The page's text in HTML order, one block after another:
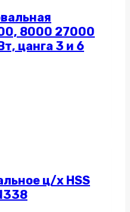
8000 27000
цанга 3 и 6
ц/х HSS